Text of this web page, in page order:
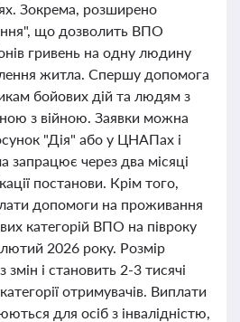
Зокрема, розширено
що дозволить ВПО
гривень на одну людину
житла. Спершу допомога
бойових дій та людям з
з війною. Заявки можна
"Дія" або у ЦНАПах і
запрацює через два місяці
постанови. Крім того,
допомоги на проживання
категорій ВПО на півроку
2026 року. Розмір
і становить 2-3 тисячі
отримувачів. Виплати
для осіб з інвалідністю,